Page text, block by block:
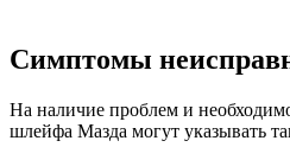
Симптомы
На наличие проблем и
шлейфа Мазда могут указывать